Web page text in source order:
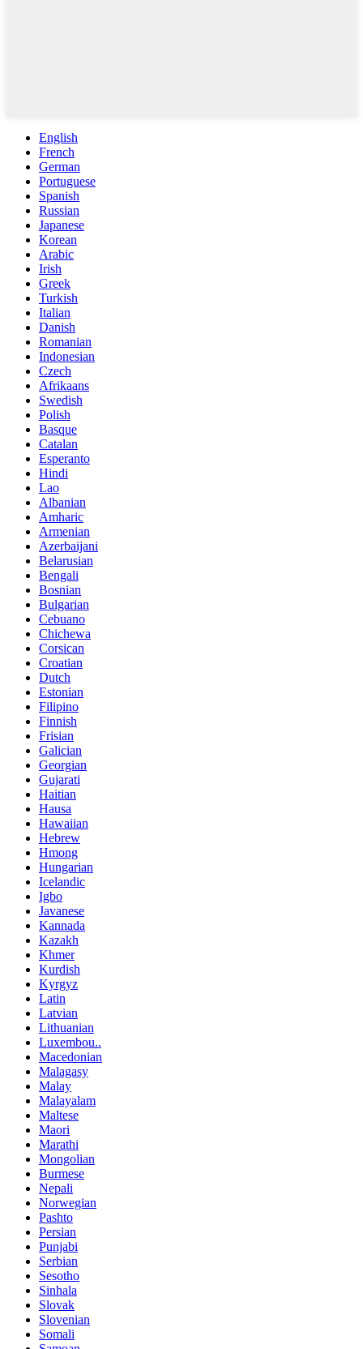
English
French
German
Portuguese
Spanish
Russian
Japanese
Korean
Arabic
Irish
Greek
Turkish
Italian
Danish
Romanian
Indonesian
Czech
Afrikaans
Swedish
Polish
Basque
Catalan
Esperanto
Hindi
Lao
Albanian
Amharic
Armenian
Azerbaijani
Belarusian
Bengali
Bosnian
Bulgarian
Cebuano
Chichewa
Corsican
Croatian
Dutch
Estonian
Filipino
Finnish
Frisian
Galician
Georgian
Gujarati
Haitian
Hausa
Hawaiian
Hebrew
Hmong
Hungarian
Icelandic
Igbo
Javanese
Kannada
Kazakh
Khmer
Kurdish
Kyrgyz
Latin
Latvian
Lithuanian
Luxembou..
Macedonian
Malagasy
Malay
Malayalam
Maltese
Maori
Marathi
Mongolian
Burmese
Nepali
Norwegian
Pashto
Persian
Punjabi
Serbian
Sesotho
Sinhala
Slovak
Slovenian
Somali